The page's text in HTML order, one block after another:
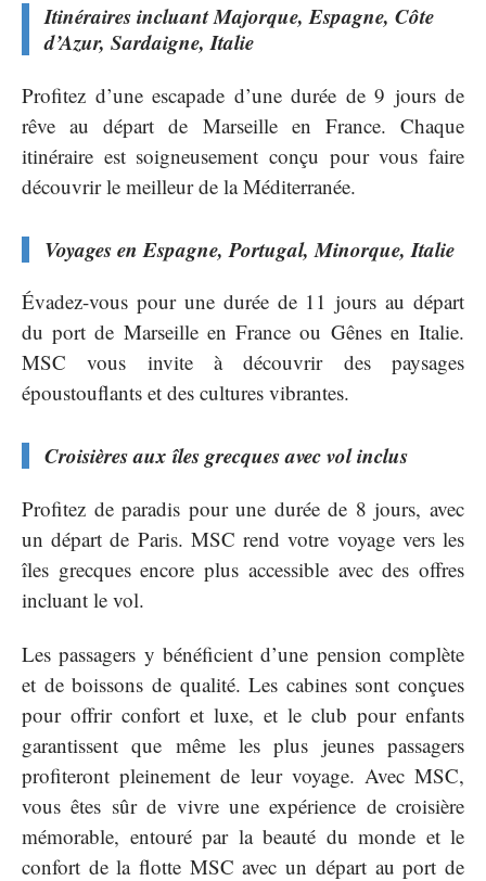
Itinéraires incluant Majorque, Espagne, Côte
d’Azur, Sardaigne, Italie
Profitez d’une escapade d’une durée de 9 jours de
rêve au départ de Marseille en France. Chaque
itinéraire est soigneusement conçu pour vous faire
découvrir le meilleur de la Méditerranée.
Voyages en Espagne, Portugal, Minorque, Italie
Évadez-vous pour une durée de 11 jours au départ
du port de Marseille en France ou Gênes en Italie.
MSC vous invite à découvrir des paysages
époustouflants et des cultures vibrantes.
Croisières aux îles grecques avec vol inclus
Profitez de paradis pour une durée de 8 jours, avec
un départ de Paris. MSC rend votre voyage vers les
îles grecques encore plus accessible avec des offres
incluant le vol.
Les passagers y bénéficient d’une pension complète
et de boissons de qualité. Les cabines sont conçues
pour offrir confort et luxe, et le club pour enfants
garantissent que même les plus jeunes passagers
profiteront pleinement de leur voyage. Avec MSC,
vous êtes sûr de vivre une expérience de croisière
mémorable, entouré par la beauté du monde et le
confort de la flotte MSC avec un départ au port de